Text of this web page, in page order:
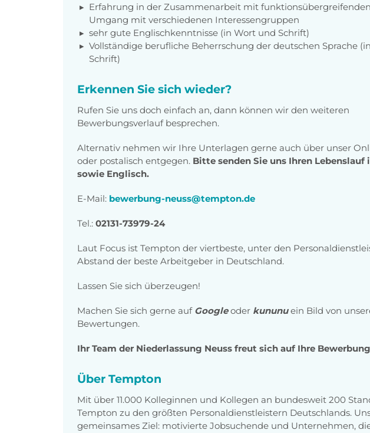
Erfahrung in der Zusammenarbeit mit
Umgang mit verschiedenen Interessengruppen
sehr gute Englischkenntnisse (in Wort und Schrift)
Vollständige berufliche Beherrschung der deutschen Sprache
Schrift)
Erkennen Sie sich wieder?
Rufen Sie uns doch einfach an, dann können wir den weiteren
Bewerbungsverlauf besprechen.
Alternativ nehmen wir Ihre Unterlagen gerne auch über unser
oder postalisch entgegen. Bitte senden Sie uns Ihren Lebenslauf
sowie Englisch.
E-Mail: bewerbung-neuss@tempton.de
Tel.: 02131-73979-24
Laut Focus ist Tempton der viertbeste, unter den
Abstand der beste Arbeit­geber in Deutschland.
Lassen Sie sich überzeugen!
Machen Sie sich gerne auf Googleoder kununuein Bild von
Bewertungen.
Ihr Team der Niederlassung Neuss freut sich auf Ihre
Über Tempton
Mit über 11.000 Kolleginnen und Kollegen an bundesweit 200
Tempton zu den größten Personaldienstleistern Deutschlands.
gemeinsames Ziel: motivierte Jobsuchende und Unternehmen,